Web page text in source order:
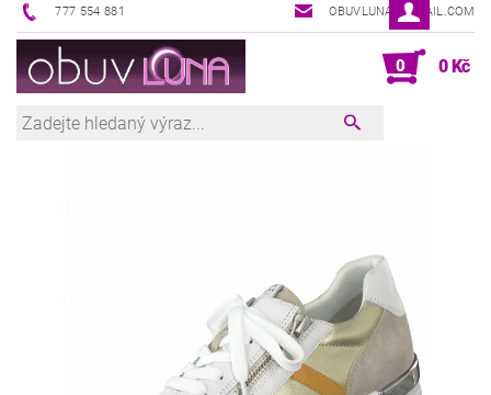
777 554 881 OBUVLUNA@GMAIL.COM
0 0 Kč